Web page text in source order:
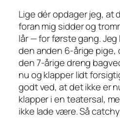
Lige dér opdager jeg, at
foran mig sidder og
lår — for første gang.
den anden 6-årige pige,
den 7-årige dreng
nu og klapper lidt
godt ved, at det ikke er
klapper i en teatersal,
ikke lade være. Såcatchy